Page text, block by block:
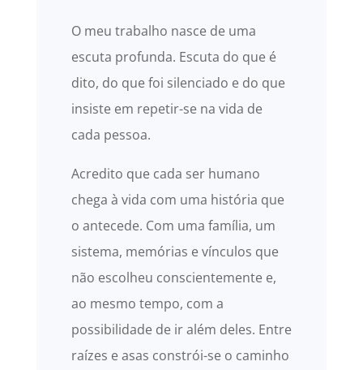
O meu trabalho nasce de uma
escuta profunda. Escuta do que é
dito, do que foi silenciado e do que
insiste em repetir-se na vida de
cada pessoa.
Acredito que cada ser humano
chega à vida com uma história que
o antecede. Com uma família, um
sistema, memórias e vínculos que
não escolheu conscientemente e,
ao mesmo tempo, com a
possibilidade de ir além deles. Entre
raízes e asas constrói-se o caminho